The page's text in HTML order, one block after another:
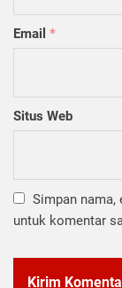
Email *
Situs Web
Simpan nama,
untuk komentar